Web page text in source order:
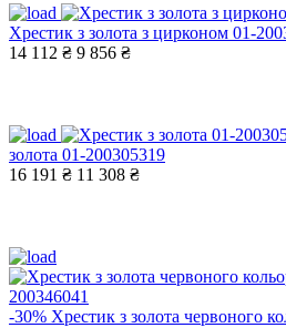
Хрестик з золота з цирконом 01-
14 112 ₴ 9 856 ₴
золота 01-200305319
16 191 ₴ 11 308 ₴
-30% Хрестик з золота червоного